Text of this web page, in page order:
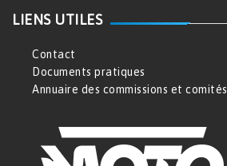
LIENS UTILES
Contact
Documents pratiques
Annuaire des commissions et comités